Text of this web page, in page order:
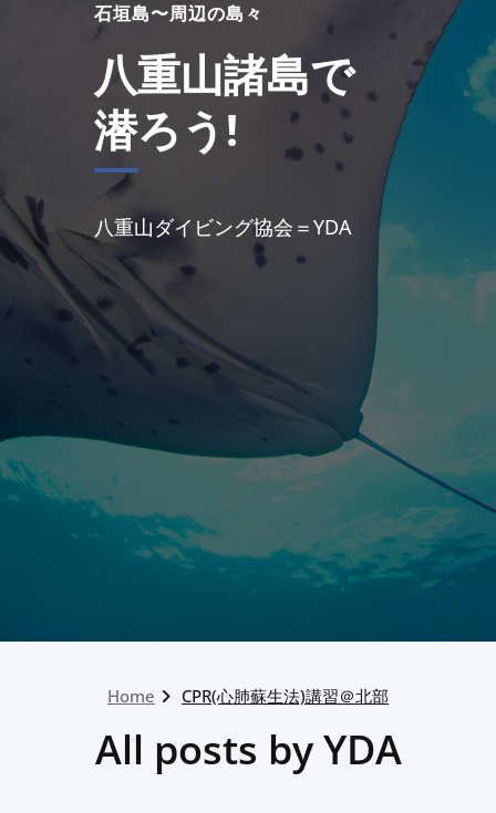
石垣島〜周辺の島々
八重山諸島で
潜ろう!
八重山ダイビング協会＝YDA
Home CPR(心肺蘇生法)講習＠北部
All posts by YDA